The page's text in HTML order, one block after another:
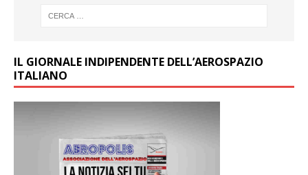
IL GIORNALE INDIPENDENTE DELL’AEROSPAZIO
ITALIANO